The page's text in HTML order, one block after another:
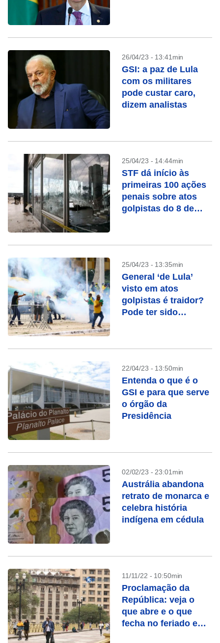
26/04/23 - 13:41min
GSI: a paz de Lula
com os militares
pode custar caro,
dizem analistas
25/04/23 - 14:44min
STF dá início às
primeiras 100 ações
penais sobre atos
golpistas do 8 de
25/04/23 - 13:35min
General ‘de Lula’
visto em atos
golpistas é traidor?
Pode ter sido
22/04/23 - 13:50min
Entenda o que é o
GSI e para que serve
o órgão da
Presidência
02/02/23 - 23:01min
Austrália abandona
retrato de monarca e
celebra história
indígena em cédula
11/11/22 - 10:50min
Proclamação da
República: veja o
que abre e o que
fecha no feriado em